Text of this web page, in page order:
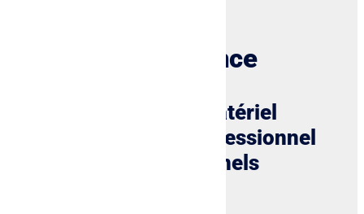
Notre polyvalence
L’installation de matériel
audiovisuel de professionnel
par des professionnels